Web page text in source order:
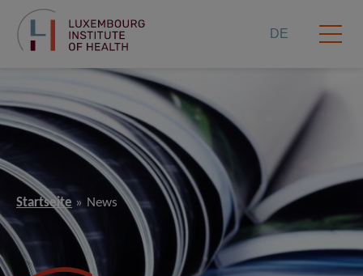
DE
Startseite News